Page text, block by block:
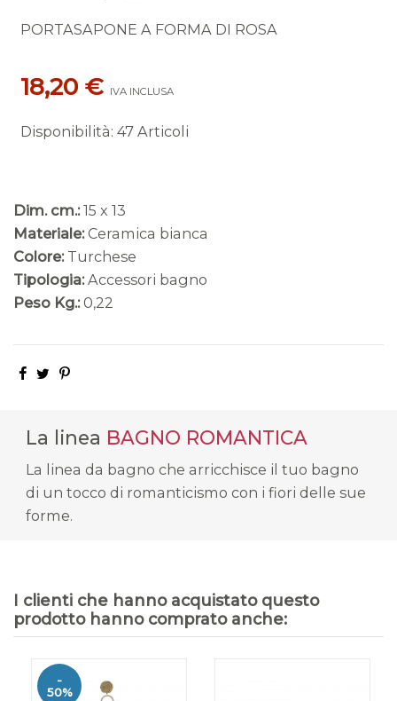
PORTASAPONE A FORMA DI ROSA
18,20 € IVA INCLUSA
Disponibilità: 47 Articoli
Dim. cm.: 15 x 13
Materiale: Ceramica bianca
Colore: Turchese
Tipologia: Accessori bagno
Peso Kg.: 0,22
La linea BAGNO ROMANTICA
La linea da bagno che arricchisce il tuo bagno
di un tocco di romanticismo con i fiori delle sue
forme.
I clienti che hanno acquistato questo
prodotto hanno comprato anche:
-
50%